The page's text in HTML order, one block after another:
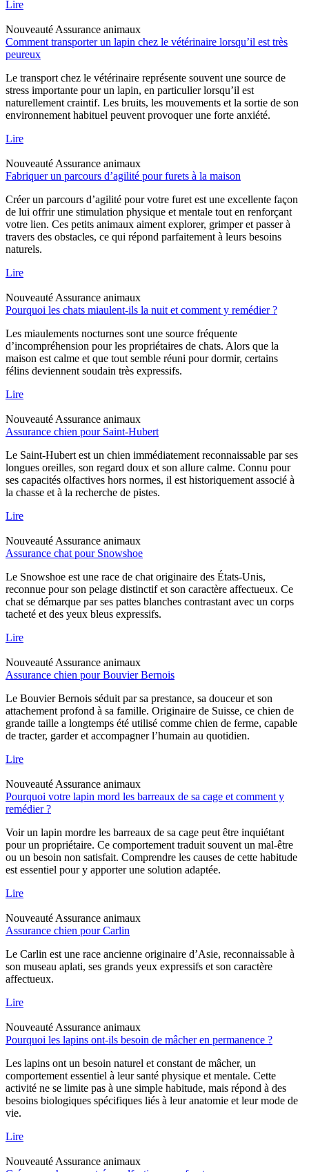
Lire
Nouveauté Assurance animaux
Comment transporter un lapin chez le vétérinaire lorsqu’il est très
peureux
Le transport chez le vétérinaire représente souvent une source de
stress importante pour un lapin, en particulier lorsqu’il est
naturellement craintif. Les bruits, les mouvements et la sortie de son
environnement habituel peuvent provoquer une forte anxiété.
Lire
Nouveauté Assurance animaux
Fabriquer un parcours d’agilité pour furets à la maison
Créer un parcours d’agilité pour votre furet est une excellente façon
de lui offrir une stimulation physique et mentale tout en renforçant
votre lien. Ces petits animaux aiment explorer, grimper et passer à
travers des obstacles, ce qui répond parfaitement à leurs besoins
naturels.
Lire
Nouveauté Assurance animaux
Pourquoi les chats miaulent-ils la nuit et comment y remédier ?
Les miaulements nocturnes sont une source fréquente
d’incompréhension pour les propriétaires de chats. Alors que la
maison est calme et que tout semble réuni pour dormir, certains
félins deviennent soudain très expressifs.
Lire
Nouveauté Assurance animaux
Assurance chien pour Saint-Hubert
Le Saint-Hubert est un chien immédiatement reconnaissable par ses
longues oreilles, son regard doux et son allure calme. Connu pour
ses capacités olfactives hors normes, il est historiquement associé à
la chasse et à la recherche de pistes.
Lire
Nouveauté Assurance animaux
Assurance chat pour Snowshoe
Le Snowshoe est une race de chat originaire des États-Unis,
reconnue pour son pelage distinctif et son caractère affectueux. Ce
chat se démarque par ses pattes blanches contrastant avec un corps
tacheté et des yeux bleus expressifs.
Lire
Nouveauté Assurance animaux
Assurance chien pour Bouvier Bernois
Le Bouvier Bernois séduit par sa prestance, sa douceur et son
attachement profond à sa famille. Originaire de Suisse, ce chien de
grande taille a longtemps été utilisé comme chien de ferme, capable
de tracter, garder et accompagner l’humain au quotidien.
Lire
Nouveauté Assurance animaux
Pourquoi votre lapin mord les barreaux de sa cage et comment y
remédier ?
Voir un lapin mordre les barreaux de sa cage peut être inquiétant
pour un propriétaire. Ce comportement traduit souvent un mal-être
ou un besoin non satisfait. Comprendre les causes de cette habitude
est essentiel pour y apporter une solution adaptée.
Lire
Nouveauté Assurance animaux
Assurance chien pour Carlin
Le Carlin est une race ancienne originaire d’Asie, reconnaissable à
son museau aplati, ses grands yeux expressifs et son caractère
affectueux.
Lire
Nouveauté Assurance animaux
Pourquoi les lapins ont-ils besoin de mâcher en permanence ?
Les lapins ont un besoin naturel et constant de mâcher, un
comportement essentiel à leur santé physique et mentale. Cette
activité ne se limite pas à une simple habitude, mais répond à des
besoins biologiques spécifiques liés à leur anatomie et leur mode de
vie.
Lire
Nouveauté Assurance animaux